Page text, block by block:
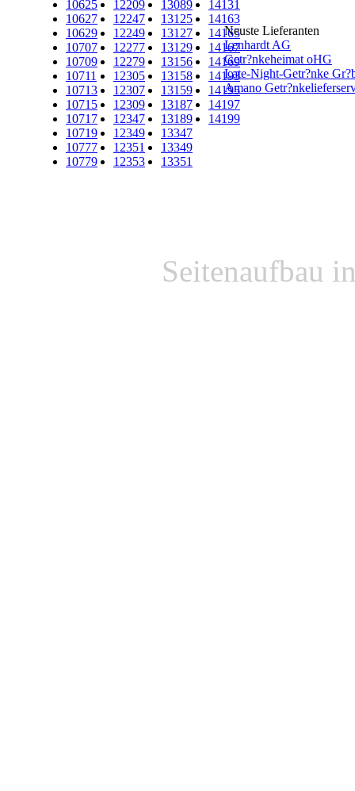
10625
10627
10629
10707
10709
10711
10713
10715
10717
10719
10777
10779
12209
12247
12249
12277
12279
12305
12307
12309
12347
12349
12351
12353
13089
13125
13127
13129
13156
13158
13159
13187
13189
13347
13349
13351
14131
14163
14165
14167
14169
14193
14195
14197
14199
Neuste Lieferanten
Lenhardt AG
Getr?nkeheimat oHG
Late-Night-Getr?nke
Amano
Seitenaufbau